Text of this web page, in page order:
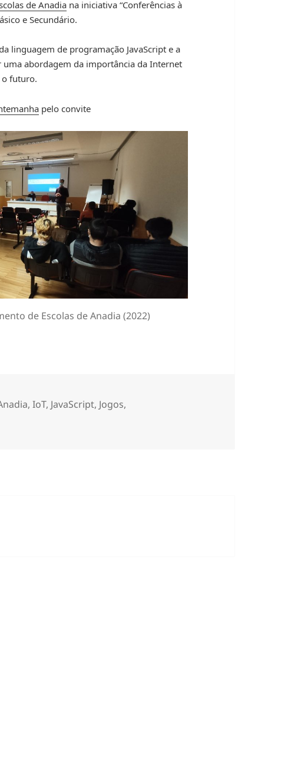
de Anadia na iniciativa “Conferências à
e Secundário.
linguagem de programação JavaScript e a
abordagem da importância da Internet
o futuro.
pelo convite
de Escolas de Anadia (2022)
,IoT, JavaScript, Jogos,